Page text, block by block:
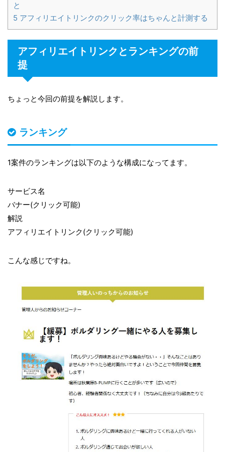
と
5 アフィリエイトリンクのクリック率はちゃんと計測する
アフィリエイトリンクとランキングの前
提
ちょっと今回の前提を解説します。
ランキング
1案件のランキングは以下のような構成になってます。
サービス名
バナー(クリック可能)
解説
アフィリエイトリンク(クリック可能)
こんな感じですね。